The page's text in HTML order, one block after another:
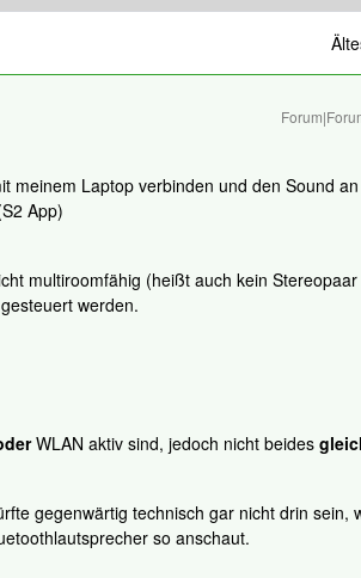
meinem Laptop verbinden und den Sound
App)
multiroomfähig (heißt auch kein
werden.
WLAN aktiv sind, jedoch nicht beides
gegenwärtig technisch gar nicht drin sein,
so anschaut.